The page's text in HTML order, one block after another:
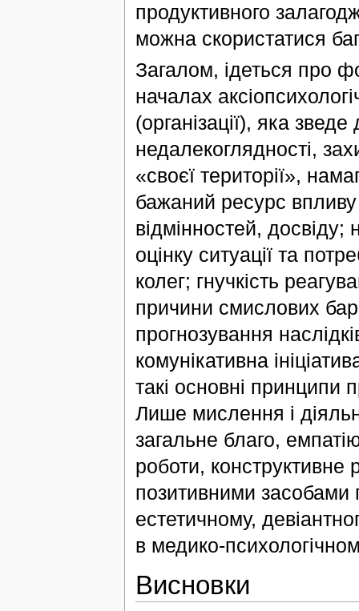
продуктивного
можна скористатися
Загалом, ідеться про
началах
(організації), яка
недалекоглядності,
«своєї території»,
бажаний ресурс впливу
відмінностей,
оцінку ситуації та
колег; гнучкість
причини смислових
прогнозування
комунікативна
такі основні принципи
Лише мислення і
загальне благо,
роботи, конструктивне
позитивними засобами
естетичному,
в медико-
Висновки